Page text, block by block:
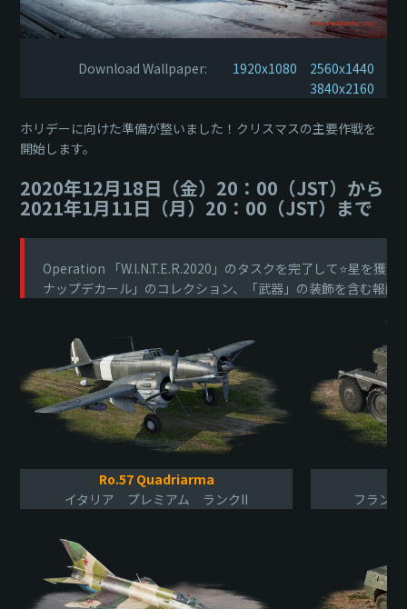
Download Wallpaper: 1920x1080
2560x1440
3840x2160
ホリデーに向けた準備が整いました！クリスマスの主要作戦を
開始します。
2020年12月18日（金）20：00（JST）から
2021年1月11日（月）20：00（JST）まで
Operation 「W.I.N.T.E.R.2020」のタスクを完了して⭐星を獲
ナップデカール」のコレクション、「武器」の装飾を含む報酬
Ro.57 Quadriarma
イタリア プレミアム ランクII
フラン